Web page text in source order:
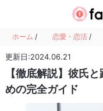
ホーム / 恋愛・恋活 /
更新日:2024.06.21
【徹底解説】彼氏
めの完全ガイド